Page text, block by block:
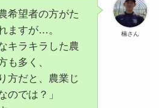
楠さん
希望者の方がた
ますが…。
キラキラした農
も多く、
方だと、農業じ
のでは？」